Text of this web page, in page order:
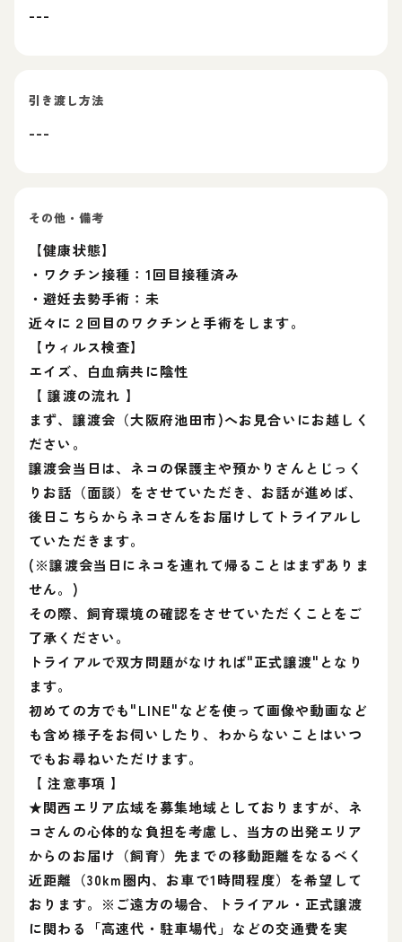
---
引き渡し方法
---
その他・備考
【健康状態】
・ワクチン接種：1回目接種済み
・避妊去勢手術：未
近々に２回目のワクチンと手術をします。
【ウィルス検査】
エイズ、白血病共に陰性
【 譲渡の流れ 】
まず、譲渡会（大阪府池田市)へお見合いにお越しく
ださい。
譲渡会当日は、ネコの保護主や預かりさんとじっく
りお話（面談）をさせていただき、お話が進めば、
後日こちらからネコさんをお届けしてトライアルし
ていただきます。
(※譲渡会当日にネコを連れて帰ることはまずありま
せん。)
その際、飼育環境の確認をさせていただくことをご
了承ください。
トライアルで双方問題がなければ"正式譲渡"となり
ます。
初めての方でも"LINE"などを使って画像や動画など
も含め様子をお伺いしたり、わからないことはいつ
でもお尋ねいただけます。
【 注意事項 】
★関西エリア広域を募集地域としておりますが、ネ
コさんの心体的な負担を考慮し、当方の出発エリア
からのお届け（飼育）先までの移動距離をなるべく
近距離（30km圏内、お車で1時間程度）を希望して
おります。※ご遠方の場合、トライアル・正式譲渡
に関わる「高速代・駐車場代」などの交通費を実